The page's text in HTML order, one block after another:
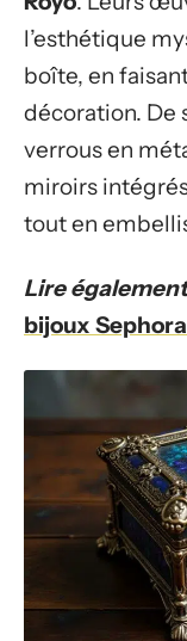
l’esthétique
boîte, en
décoration. De
verrous en
miroirs
tout en
Lire
bijoux